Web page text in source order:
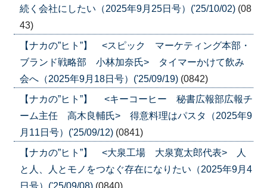
続く会社にしたい（2025年9月25日号）('25/10/02) (08
43)
【ナカの”ヒト”】 <スピック マーケティング本部・
ブランド戦略部 小林加奈氏> タイマーかけて飲み
会へ（2025年9月18日号）('25/09/19) (0842)
【ナカの”ヒト”】 <キーコーヒー 秘書広報部広報チ
ーム主任 高木良輔氏> 得意料理はパスタ（2025年9
月11日号）('25/09/12) (0841)
【ナカの”ヒト”】 <大泉工場 大泉寛太郎代表> 人
と人、人とモノをつなぐ存在になりたい（2025年9月4
日号）('25/09/08) (0840)